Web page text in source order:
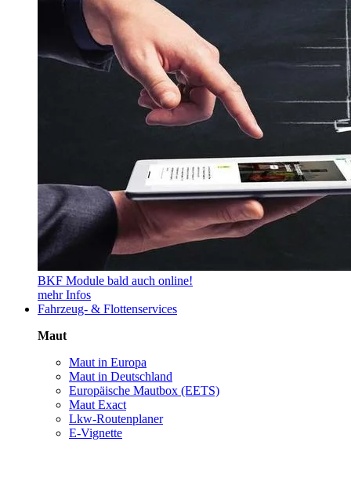
BKF Module bald auch online!
mehr Infos
Fahrzeug- & Flottenservices
Maut
Maut in Europa
Maut in Deutschland
Europäische Mautbox (EETS)
Maut Exact
Lkw-Routenplaner
E-Vignette